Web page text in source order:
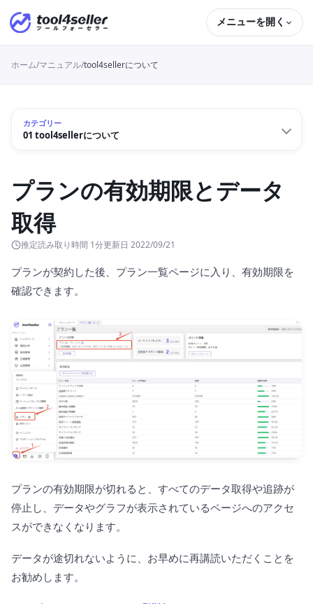
メニューを開く
ホーム/マニュアル/tool4sellerについて
カテゴリー
01 tool4sellerについて
プランの有効期限とデータ
取得
推定読み取り時間 1分更新日 2022/09/21
プランが契約した後、プラン一覧ページに入り、有効期限を
確認できます。
プランの有効期限が切れると、すべてのデータ取得や追跡が
停止し、データやグラフが表示されているページへのアクセ
スができなくなります。
データが途切れないように、お早めに再講読いただくことを
お勧めします。